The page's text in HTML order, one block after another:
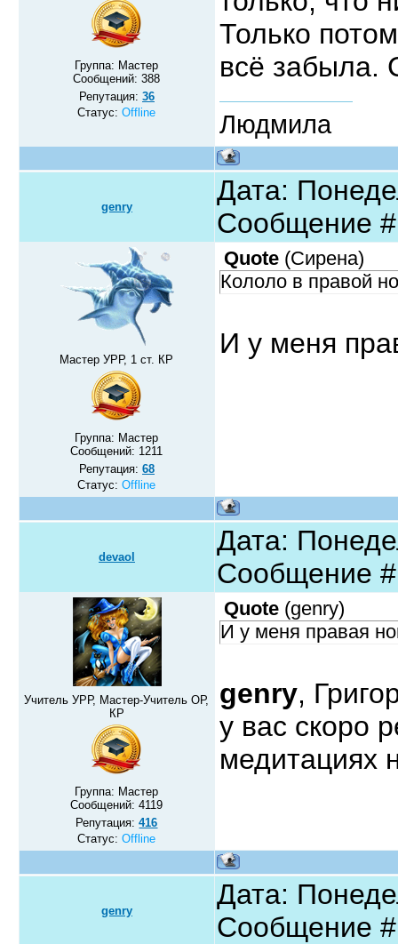
Группа: Мастер
Сообщений:388
Репутация: 36
Статус:Offline
Только
всё забыла.
Людмила
genry
Дата:
Сообщение
Мастер УРР, 1 ст. КР
Группа: Мастер
Сообщений: 1211
Репутация: 68
Статус:Offline
Quote (Сирена)
Кололо в правой
И у меня
devaol
Дата:
Сообщение
Учитель УРР, Мастер-Учитель ОР,
КР
Группа: Мастер
Сообщений:4119
Репутация:416
Статус:Offline
Quote (genry)
И у меня правая
genry,
у вас скоро
медитациях
genry
Дата:
Сообщение